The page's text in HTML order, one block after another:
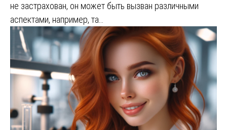
не застрахован, он может быть вызван различными
аспектами, например, та…